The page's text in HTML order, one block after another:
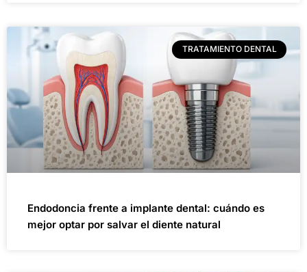
TRATAMIENTO DENTAL
Endodoncia frente a implante dental: cuándo es
mejor optar por salvar el diente natural